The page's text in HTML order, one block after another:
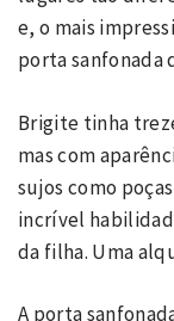
e, o mais
porta sanfonada
Brigite tinha
mas com
sujos como
incrível
da filha. Uma
A porta